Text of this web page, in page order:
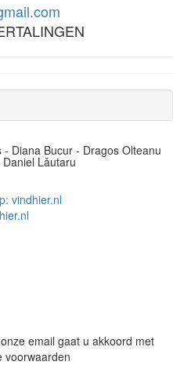
Diana Bucur - Dragos Olteanu
Lǎutaru
vindhier.nl
email gaat u akkoord met
voorwaarden